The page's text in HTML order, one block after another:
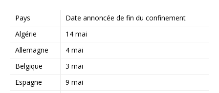
Pays
Date annoncée de fin du confinement
Algérie
14 mai
Allemagne
4 mai
Belgique
3 mai
Espagne
9 mai